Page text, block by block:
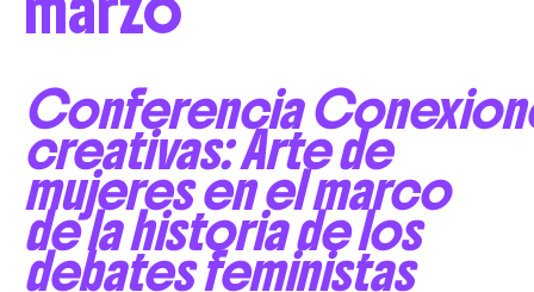
Conferencia
creativas: Arte de
mujeres en el marco
de la historia de los
debates feministas